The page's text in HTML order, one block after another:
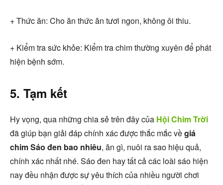
+ Thức ăn: Cho ăn thức ăn tươi ngon, không ôi thiu.
+ Kiểm tra sức khỏe: Kiểm tra chim thường xuyên để phát
hiện bệnh sớm.
5. Tạm kết
Hy vọng, qua những chia sẻ trên đây của Hội Chim Trời
đã giúp bạn giải đáp chính xác được thắc mắc vềgiá
chim Sáo đen bao nhiêu, ăn gì, nuôi ra sao hiệu quả,
chính xác nhất nhé. Sáo đen hay tất cả các loài sáo hiện
nay đều nhận được sự yêu thích của nhiều người chơi